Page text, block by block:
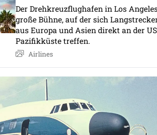
Der Drehkreuzflughafen in Los
große Bühne, auf der sich
aus Europa und Asien direkt an der
Pazifikküste treffen.
Airlines